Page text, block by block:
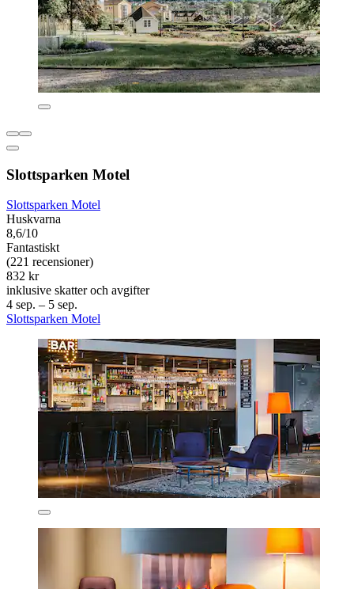
Slottsparken Motel
Slottsparken Motel
Huskvarna
8,6/10
Fantastiskt
(221 recensioner)
832 kr
inklusive skatter och avgifter
4 sep. – 5 sep.
Slottsparken Motel